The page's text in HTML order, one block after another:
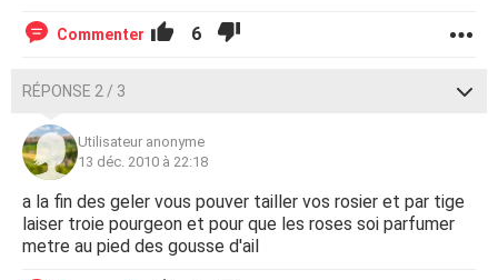
Commenter 6
RÉPONSE 2 / 3
Utilisateur anonyme
13 déc. 2010 à 22:18
a la fin des geler vous pouver tailler vos rosier et par tige
laiser troie pourgeon et pour que les roses soi parfumer
metre au pied des gousse d'ail